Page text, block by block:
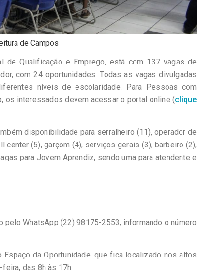
de Campos
de Qualificação e Emprego, está com 137 vagas de
com 24 oportunidades. Todas as vagas divulgadas
níveis de escolaridade. Para Pessoas com
os interessados devem acessar o portal online (clique
disponibilidade para serralheiro (11), operador de
center (5), garçom (4), serviços gerais (3), barbeiro (2),
para Jovem Aprendiz, sendo uma para atendente e
WhatsApp (22) 98175-2553, informando o número
da Oportunidade, que fica localizado nos altos
das 8h às 17h.